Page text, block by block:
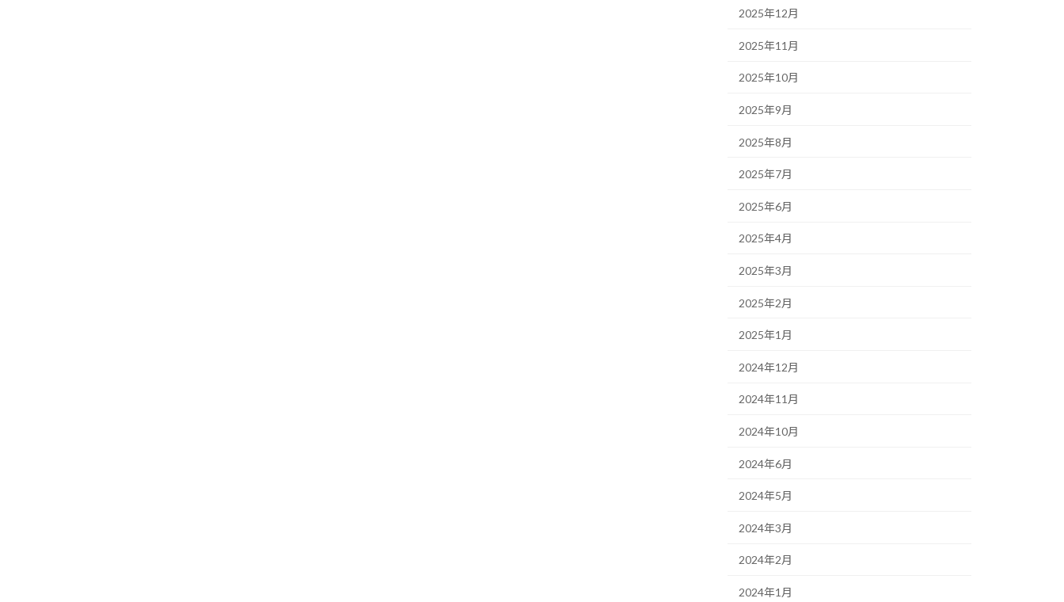
2025年12月
2025年11月
2025年10月
2025年9月
2025年8月
2025年7月
2025年6月
2025年4月
2025年3月
2025年2月
2025年1月
2024年12月
2024年11月
2024年10月
2024年6月
2024年5月
2024年3月
2024年2月
2024年1月